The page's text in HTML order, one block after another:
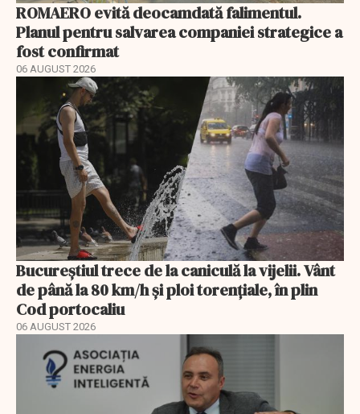
ROMAERO evită deocamdată falimentul.
Planul pentru salvarea companiei strategice a
fost confirmat
06 AUGUST 2026
Bucureștiul trece de la caniculă la vijelii. Vânt
de până la 80 km/h și ploi torențiale, în plin
Cod portocaliu
06 AUGUST 2026